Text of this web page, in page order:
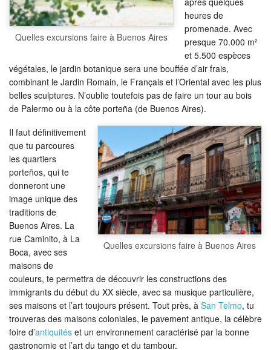
Quelles excursions faire à Buenos Aires
heures de
promenade. Avec
presque 70.000 m²
et 5.500 espèces
végétales, le jardin botanique sera une bouffée d’air frais,
combinant le Jardin Romain, le Français et l’Oriental avec les plus
belles sculptures. N’oublie toutefois pas de faire un tour au bois
de Palermo ou à la côte porteña (de Buenos Aires).
Quelles excursions faire à Buenos Aires
Il faut définitivement
que tu parcoures
les quartiers
porteños, qui te
donneront une
image unique des
traditions de
Buenos Aires. La
rue Caminito, à La
Boca, avec ses
maisons de
couleurs, te permettra de découvrir les constructions des
immigrants du début du XX siècle, avec sa musique particulière,
ses maisons et l’art toujours présent. Tout près, à San Telmo, tu
trouveras des maisons coloniales, le pavement antique, la célèbre
foire d’antiquités et un environnement caractérisé par la bonne
gastronomie et l’art du tango et du tambour.